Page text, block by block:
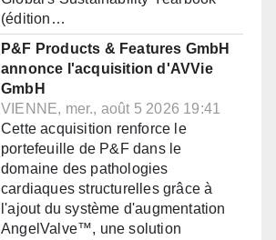
(édition…
P&F Products & Features GmbH
annonce l'acquisition d'AVVie
GmbH
VIENNE, mer., août 5 2026 19:41
Cette acquisition renforce le
portefeuille de P&F dans le
domaine des pathologies
cardiaques structurelles grâce à
l'ajout du système d'augmentation
AngelValve™, une solution